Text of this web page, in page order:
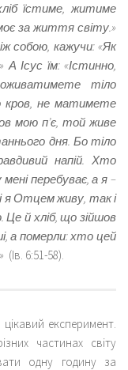
їстиме, житиме
за життя світу.»
собою, кажучи: «Як
Ісус їм: «Істинно,
тіло
кров, не матимете
мою п’є, той живе
дня. Бо тіло
напій. Хто
перебуває, а я –
я Отцем живу, так і
й хліб, що зійшов
а померли: хто цей
(Ів. 6:51-58).
експеримент.
частинах світу
одну годину за